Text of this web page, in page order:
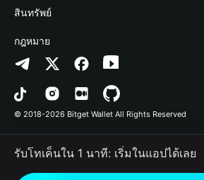
ศูนย์ช่วยเหลือ
ติดต่อเรา
ทรัพยากรข้อมูลของแบรนด์
อาชีพ
Crypto Swap API
Altcoin Season Index
Prediction Markets
DApp
RWA
Bitget Wallet Pay
ลิสต์โปรเจกต์
เทคโนโลยีความปลอดภัย
ซื้อคริปโต
การตรวจจับการอนุญาต
การตรวจจับสัญญา
การโอนเป็นชุด
สินทรัพย์
Arbitrum
Avalanche
Bitcoin
Polygon
กฎหมาย
นโยบายความเป็นส่วนตัว
ข้อตกลงในการใช้บริการ
© 2018-2026 Bitget Wallet All Rights Reserved
รับโทเค็นใน 1 นาที: เริ่มในแอปได้เลย